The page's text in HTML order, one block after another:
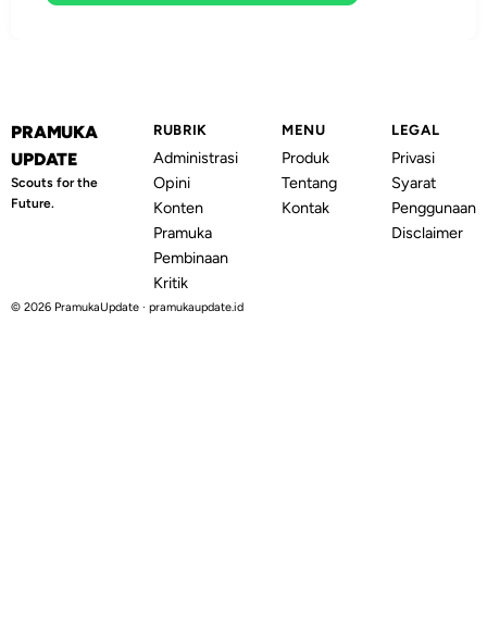
PRAMUKA
UPDATE
Scouts for the
Future.
RUBRIK
Administrasi
Opini
Konten
Pramuka
Pembinaan
Kritik
MENU
Produk
Tentang
Kontak
LEGAL
Privasi
Syarat
Penggunaan
Disclaimer
© 2026 PramukaUpdate · pramukaupdate.id